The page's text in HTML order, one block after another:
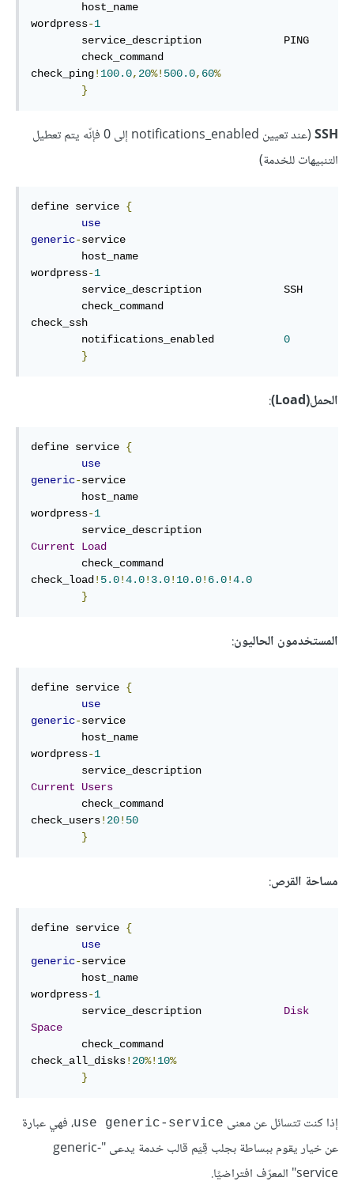
wordpress-1
check_ping! 100.0, 20%! 500.0, 60%
}
SSH
(عند تعيين notifications_enabled إلى 0 فإنّه يتم تعطيل
التنبيهات للخدمة)
define service {
use
generic-service
wordpress-1
check_ssh
        notifications_enabled
0
}
الحمل(Load) :
define service {
use
generic-service
wordpress-1
Current
Load
check_load! 5.0!4.0! 3.0! 10.0! 6.0!4.0
}
المستخدمون الحاليون:
define service {
use
generic-service
wordpress-1
Current
Users
check_users! 20! 50
}
مساحة القرص:
define service {
use
generic-service
wordpress-1
        service_description
Disk
Space
check_all_disks! 20%! 10%
}
إذا كنت تتسائل عن معنى use generic-service، فهي عبارة
عن خيار يقوم ببساطة بجلب قِيَم قالب خدمة يدعى "generic-
service" المعرّف افتراضيًا.